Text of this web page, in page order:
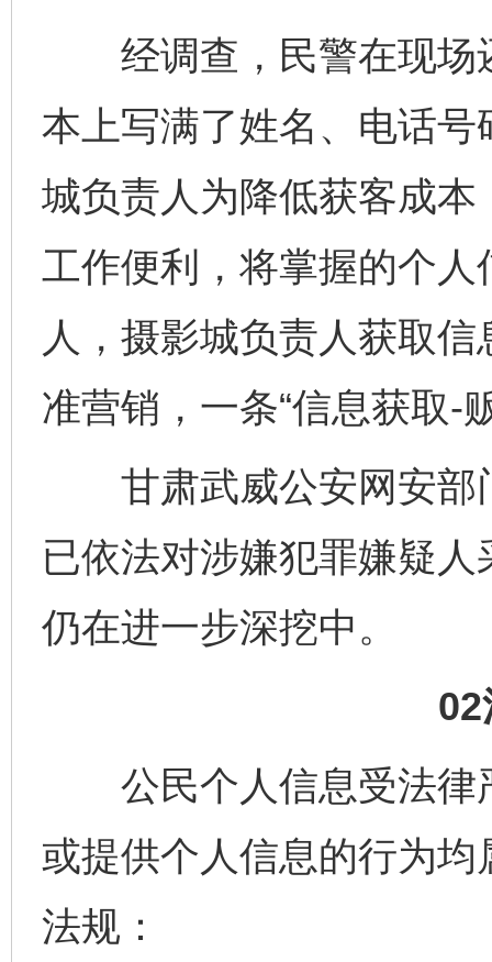
经调查，民警在现场
本上写满了姓名、电话
城负责人为降低获客成
工作便利，将掌握的个
人，摄影城负责人获取
准营销，一条“信息获取-
甘肃武威公安网安部
已依法对涉嫌犯罪嫌疑
仍在进一步深挖中。
02
公民个人信息受法律
或提供个人信息的行为
法规：